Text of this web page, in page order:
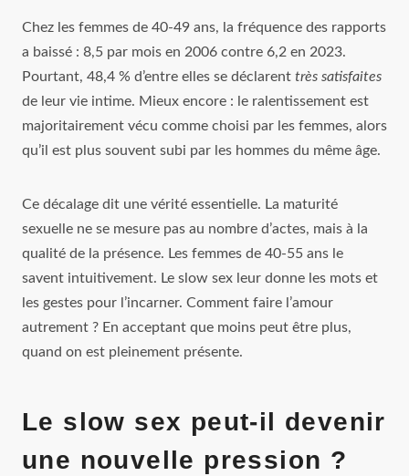
Chez les femmes de 40‑49 ans, la fréquence des rapports
a baissé : 8,5 par mois en 2006 contre 6,2 en 2023.
Pourtant, 48,4 % d’entre elles se déclarent très satisfaites
de leur vie intime. Mieux encore : le ralentissement est
majoritairement vécu comme choisi par les femmes, alors
qu’il est plus souvent subi par les hommes du même âge.
Ce décalage dit une vérité essentielle. La maturité
sexuelle ne se mesure pas au nombre d’actes, mais à la
qualité de la présence. Les femmes de 40‑55 ans le
savent intuitivement. Le slow sex leur donne les mots et
les gestes pour l’incarner. Comment faire l’amour
autrement ? En acceptant que moins peut être plus,
quand on est pleinement présente.
Le slow sex peut‑il devenir
une nouvelle pression ?